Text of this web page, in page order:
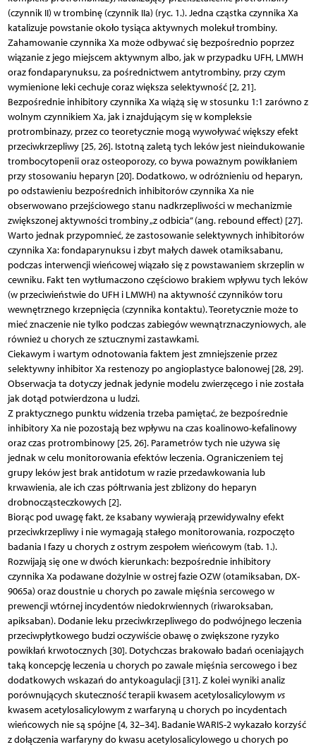
(czynnik II) w trombinę (czynnik IIa) (ryc. 1.). Jedna cząstka czynnika Xa
katalizuje powstanie około tysiąca aktywnych molekuł trombiny.
Zahamowanie czynnika Xa może odbywać się bezpośrednio poprzez
wiązanie z jego miejscem aktywnym albo, jak w przypadku UFH, LMWH
oraz fondaparynuksu, za pośrednictwem antytrombiny, przy czym
wymienione leki cechuje coraz większa selektywność [2, 21].
Bezpośrednie inhibitory czynnika Xa wiążą się w stosunku 1:1 zarówno z
wolnym czynnikiem Xa, jak i znajdującym się w kompleksie
protrombinazy, przez co teoretycznie mogą wywoływać większy efekt
przeciwkrzepliwy [25, 26]. Istotną zaletą tych leków jest nieindukowanie
trombocytopenii oraz osteoporozy, co bywa poważnym powikłaniem
przy stosowaniu heparyn [20]. Dodatkowo, w odróżnieniu od heparyn,
po odstawieniu bezpośrednich inhibitorów czynnika Xa nie
obserwowano przejściowego stanu nadkrzepliwości w mechanizmie
zwiększonej aktywności trombiny „z odbicia” (ang. rebound effect) [27].
Warto jednak przypomnieć, że zastosowanie selektywnych inhibitorów
czynnika Xa: fondaparynuksu i zbyt małych dawek otamiksabanu,
podczas interwencji wieńcowej wiązało się z powstawaniem skrzeplin w
cewniku. Fakt ten wytłumaczono częściowo brakiem wpływu tych leków
(w przeciwieństwie do UFH i LMWH) na aktywność czynników toru
wewnętrznego krzepnięcia (czynnika kontaktu). Teoretycznie może to
mieć znaczenie nie tylko podczas zabiegów wewnątrznaczyniowych, ale
również u chorych ze sztucznymi zastawkami.
Ciekawym i wartym odnotowania faktem jest zmniejszenie przez
selektywny inhibitor Xa restenozy po angioplastyce balonowej [28, 29].
Obserwacja ta dotyczy jednak jedynie modelu zwierzęcego i nie została
jak dotąd potwierdzona u ludzi.
Z praktycznego punktu widzenia trzeba pamiętać, że bezpośrednie
inhibitory Xa nie pozostają bez wpływu na czas koalinowo-kefalinowy
oraz czas protrombinowy [25, 26]. Parametrów tych nie używa się
jednak w celu monitorowania efektów leczenia. Ograniczeniem tej
grupy leków jest brak antidotum w razie przedawkowania lub
krwawienia, ale ich czas półtrwania jest zbliżony do heparyn
drobnocząsteczkowych [2].
Biorąc pod uwagę fakt, że ksabany wywierają przewidywalny efekt
przeciwkrzepliwy i nie wymagają stałego monitorowania, rozpoczęto
badania I fazy u chorych z ostrym zespołem wieńcowym (tab. 1.).
Rozwijają się one w dwóch kierunkach: bezpośrednie inhibitory
czynnika Xa podawane dożylnie w ostrej fazie OZW (otamiksaban, DX-
9065a) oraz doustnie u chorych po zawale mięśnia sercowego w
prewencji wtórnej incydentów niedokrwiennych (riwaroksaban,
apiksaban). Dodanie leku przeciwkrzepliwego do podwójnego leczenia
przeciwpłytkowego budzi oczywiście obawę o zwiększone ryzyko
powikłań krwotocznych [30]. Dotychczas brakowało badań oceniająych
taką koncepcję leczenia u chorych po zawale mięśnia sercowego i bez
dodatkowych wskazań do antykoagulacji [31]. Z kolei wyniki analiz
porównujących skuteczność terapii kwasem acetylosalicylowym vs
kwasem acetylosalicylowym z warfaryną u chorych po incydentach
wieńcowych nie są spójne [4, 32–34]. Badanie WARIS-2 wykazało korzyść
z dołączenia warfaryny do kwasu acetylosalicylowego u chorych po